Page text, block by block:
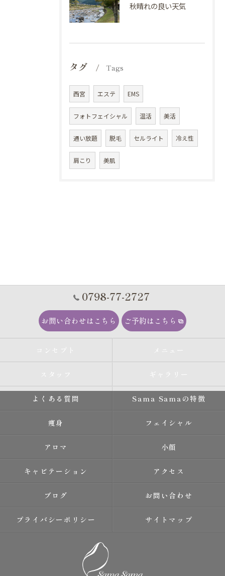
秋晴れの良い天気
タグ Tags
西宮 エステ EMS
フォトフェイシャル 温活 美活
通い放題 脱毛 セルライト 冷え性
肩こり 美肌
0798-77-2727
お問い合わせはこちら ご予約はこちら
コンセプト メニュー
スタッフ ギャラリー
よくある質問 Sama Samaの特徴
痩身 フェイシャル
アロマ 小顔
キャビテーション アクセス
ブログ お問い合わせ
プライバシーポリシー サイトマップ